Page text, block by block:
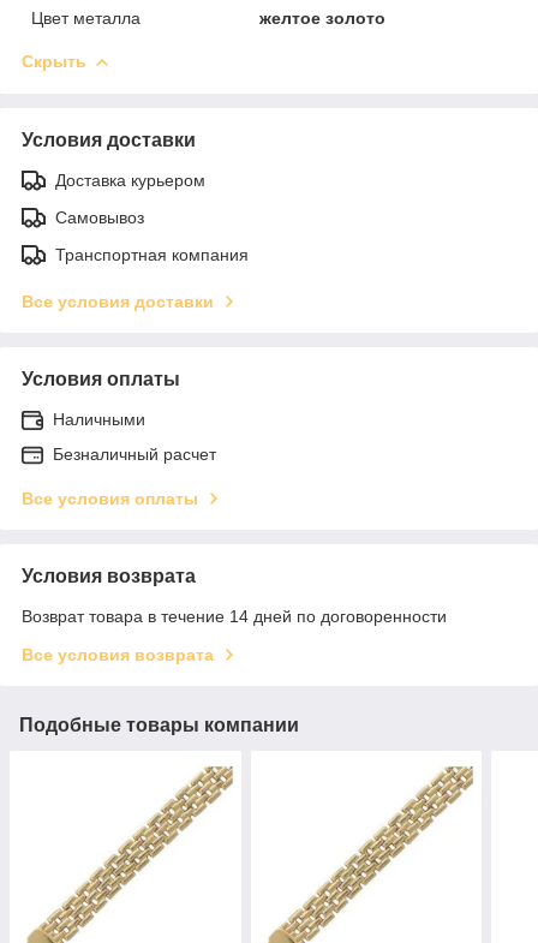
Цвет металла
желтое золото
Скрыть
Условия доставки
Доставка курьером
Самовывоз
Транспортная компания
Все условия доставки
Условия оплаты
Наличными
Безналичный расчет
Все условия оплаты
Условия возврата
Возврат товара в течение 14 дней по договоренности
Все условия возврата
Подобные товары компании